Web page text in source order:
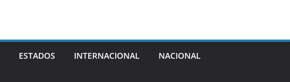
ESTADOS INTERNACIONAL NACIONAL